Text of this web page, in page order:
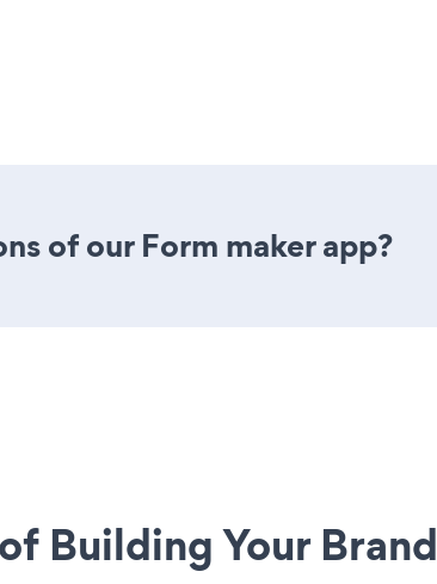
of our Form maker app?
Building Your Brand